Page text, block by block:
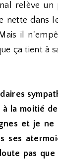
relève un
nette dans
il
ça tient à
la moitié
et je ne
pas que